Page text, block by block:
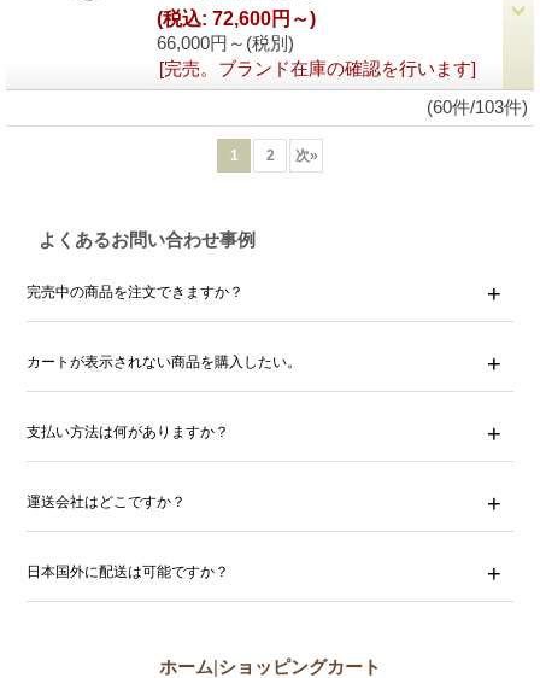
66,000円～ (税別)
(税込: 72,600円～)
[完売。ブランド在庫の確認を行います]
(60件/103件)
1 2 次»
よくあるお問い合わせ事例
完売中の商品を注文できますか？
カートが表示されない商品を購入したい。
支払い方法は何がありますか？
運送会社はどこですか？
日本国外に配送は可能ですか？
ホーム|ショッピングカート